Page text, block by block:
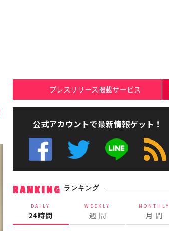
プレスリリース掲載サービス
公式アカウントで最新情報ゲット！
RANKING ランキング
DAILY
24時間
WEEKLY
週 間
MONTHLY
月 間